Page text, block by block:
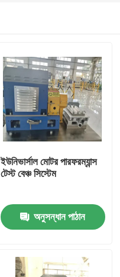
ইউনিভার্সাল মোটর পারফরম্যান্স
টেস্ট বেঞ্চ সিস্টেম
অনুসন্ধান পাঠান